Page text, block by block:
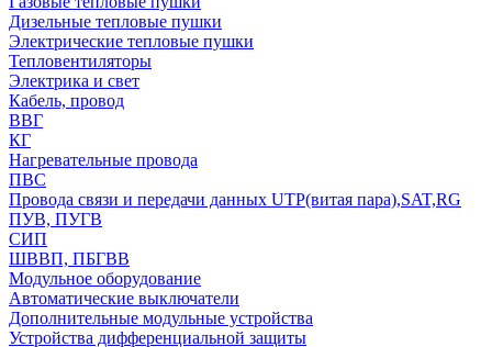
Дизельные тепловые пушки
Электрические тепловые пушки
Тепловентиляторы
Электрика и свет
Кабель, провод
ВВГ
КГ
Нагревательные провода
ПВС
Провода связи и передачи данных UTP(витая пара),SAT,RG
ПУВ, ПУГВ
СИП
ШВВП, ПБГВВ
Модульное оборудование
Автоматические выключатели
Дополнительные модульные устройства
Устройства дифференциальной защиты